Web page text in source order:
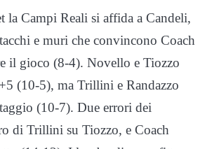
la Campi Reali si affida a Candeli,
e muri che convincono Coach
il gioco (8-4). Novello e Tiozzo
(10-5), ma Trillini e Randazzo
(10-7). Due errori dei
di Trillini su Tiozzo, e Coach